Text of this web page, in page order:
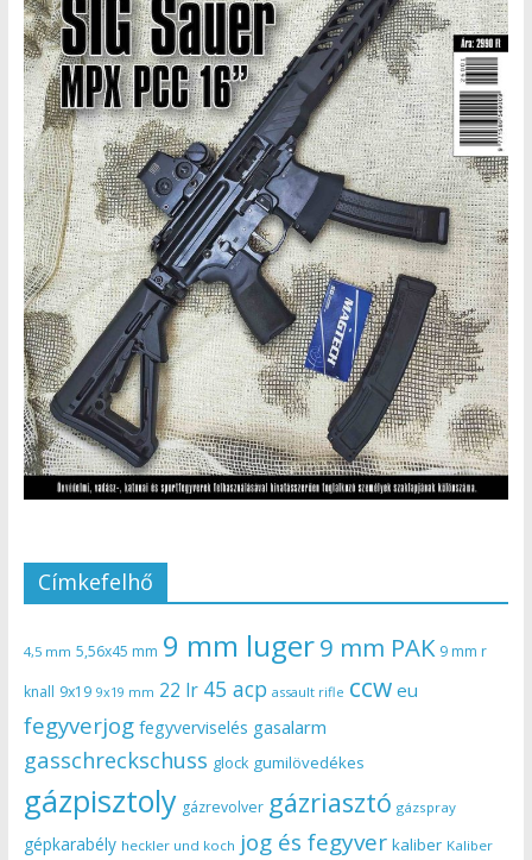
Címkefelhő
4,5 mm 5,56x45 mm 9 mm luger9 mm PAK 9 mm r
knall 9x19 9x19 mm 22 lr 45 acp assault rifle ccw eu
fegyverjog fegyverviselés gasalarm
gasschreckschuss glock gumilövedékes
gázpisztoly gázrevolver gázriasztó gázspray
gépkarabély heckler und koch jog és fegyver kaliber Kaliber